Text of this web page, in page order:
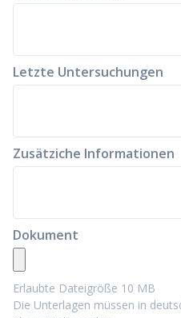
Letzte Untersuchungen
Zusätziche Informationen
Dokument
Erlaubte Dateigröße 10 MB
Die Unterlagen müssen in